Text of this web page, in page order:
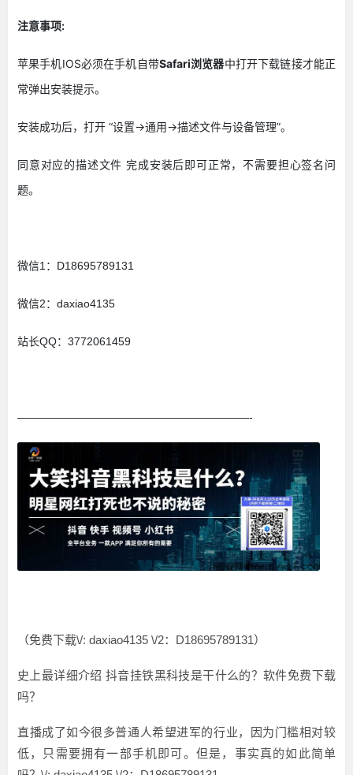
注意事项:
苹果手机IOS必须在手机自带Safari浏览器中打开下载链接才能正
常弹出安装提示。
安装成功后，打开 “设置->通用->描述文件与设备管理”。
同意对应的描述文件 完成安装后即可正常，不需要担心签名问
题。
微信1：D18695789131
微信2：daxiao4135
站长QQ：3772061459
—————————————————————-
（免费下载\/: daxiao4135 \/2：D18695789131）
史上最详细介绍 抖音挂铁黑科技是干什么的？软件免费下载
吗？
直播成了如今很多普通人希望进军的行业，因为门槛相对较
低，只需要拥有一部手机即可。但是，事实真的如此简单